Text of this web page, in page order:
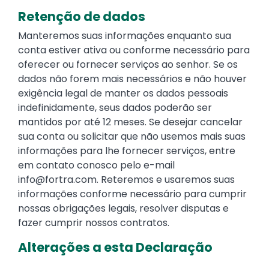
Retenção de dados
Manteremos suas informações enquanto sua
conta estiver ativa ou conforme necessário para
oferecer ou fornecer serviços ao senhor. Se os
dados não forem mais necessários e não houver
exigência legal de manter os dados pessoais
indefinidamente, seus dados poderão ser
mantidos por até 12 meses. Se desejar cancelar
sua conta ou solicitar que não usemos mais suas
informações para lhe fornecer serviços, entre
em contato conosco pelo e-mail
info@fortra.com. Reteremos e usaremos suas
informações conforme necessário para cumprir
nossas obrigações legais, resolver disputas e
fazer cumprir nossos contratos.
Alterações a esta Declaração